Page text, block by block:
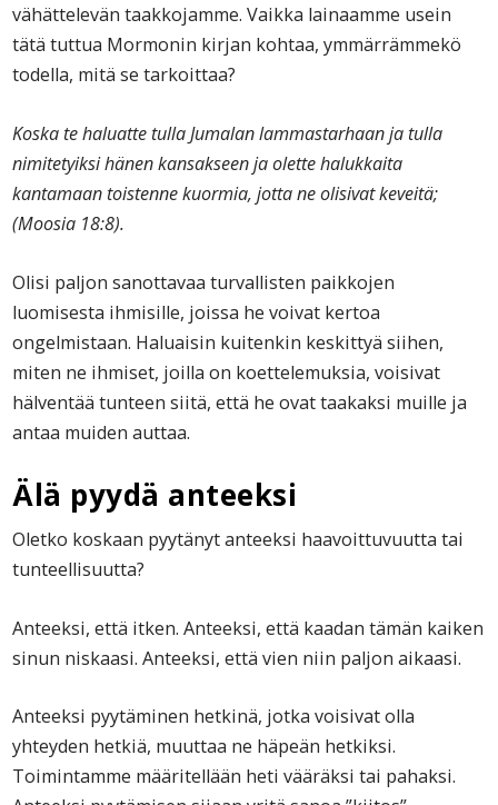
vähättelevän taakkojamme. Vaikka lainaamme usein
tätä tuttua Mormonin kirjan kohtaa, ymmärrämmekö
todella, mitä se tarkoittaa?
Koska te haluatte tulla Jumalan lammastarhaan ja tulla
nimitetyiksi hänen kansakseen ja olette halukkaita
kantamaan toistenne kuormia, jotta ne olisivat keveitä;
(Moosia 18:8).
Olisi paljon sanottavaa turvallisten paikkojen
luomisesta ihmisille, joissa he voivat kertoa
ongelmistaan. Haluaisin kuitenkin keskittyä siihen,
miten ne ihmiset, joilla on koettelemuksia, voisivat
hälventää tunteen siitä, että he ovat taakaksi muille ja
antaa muiden auttaa.
Älä pyydä anteeksi
Oletko koskaan pyytänyt anteeksi haavoittuvuutta tai
tunteellisuutta?
Anteeksi, että itken. Anteeksi, että kaadan tämän kaiken
sinun niskaasi. Anteeksi, että vien niin paljon aikaasi.
Anteeksi pyytäminen hetkinä, jotka voisivat olla
yhteyden hetkiä, muuttaa ne häpeän hetkiksi.
Toimintamme määritellään heti vääräksi tai pahaksi.